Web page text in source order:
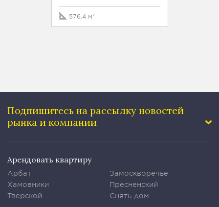
576.4 м²
Подпишитесь на рассылку новостей
рынка и компании
Арендовать квартиру
Арбат
Хамовники
Тверской
Замоскворечье
Пресненский
Снять дом